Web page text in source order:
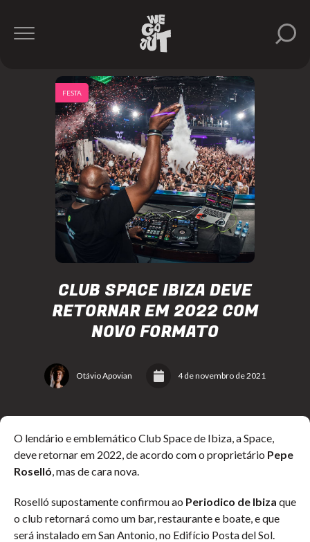
CLUB SPACE IBIZA DEVE
RETORNAR EM 2022 COM
NOVO FORMATO
Otávio Apovian 4 de novembro de 2021
FESTA
O lendário e emblemático Club Space de Ibiza, a Space,
deve retornar em 2022, de acordo com o proprietário Pepe
Roselló, mas de cara nova.
Roselló supostamente confirmou ao Periodico de Ibiza que
o club retornará como um bar, restaurante e boate, e que
será instalado em San Antonio, no Edifício Posta del Sol.